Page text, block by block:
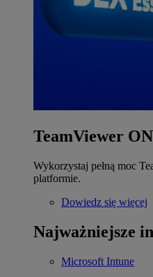
TeamViewer
Wykorzystaj pełną moc
platformie.
Dowiedz się więcej
Najważniejsze
Microsoft Intune